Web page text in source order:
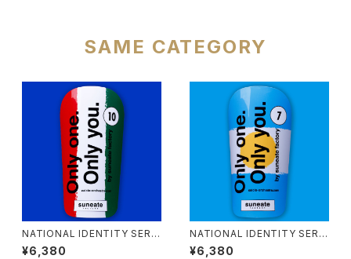
SAME CATEGORY
NATIONAL IDENTITY SERIE
S [ITALY]
¥6,380
NATIONAL IDENTITY SERIE
S [ARGENTINA]
¥6,380